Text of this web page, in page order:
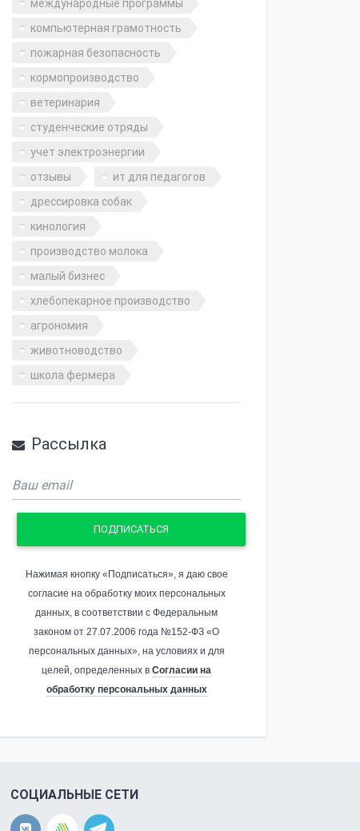
международные программы
компьютерная грамотность
пожарная безопасность
кормопроизводство
ветеринария
студенческие отряды
учет электроэнергии
отзывы
ит для педагогов
дрессировка собак
кинология
производство молока
малый бизнес
хлебопекарное производство
агрономия
животноводство
школа фермера
Рассылка
ПОДПИСАТЬСЯ
Нажимая кнопку «Подписаться», я даю свое
согласие на обработку моих персональных
данных, в соответствии с Федеральным
законом от 27.07.2006 года №152-ФЗ «О
персональных данных», на условиях и для
целей, определенных в Согласии на
обработку персональных данных
СОЦИАЛЬНЫЕ СЕТИ